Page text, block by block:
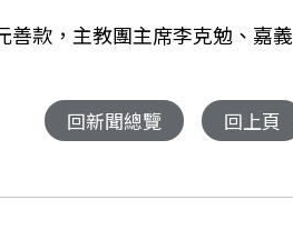
款，主教團主席李克勉、嘉義
回新聞總覽 回上頁